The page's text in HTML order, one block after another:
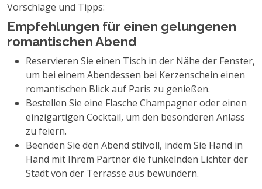
Vorschläge und Tipps:
Empfehlungen für einen gelungenen
romantischen Abend
Reservieren Sie einen Tisch in der Nähe der Fenster,
um bei einem Abendessen bei Kerzenschein einen
romantischen Blick auf Paris zu genießen.
Bestellen Sie eine Flasche Champagner oder einen
einzigartigen Cocktail, um den besonderen Anlass
zu feiern.
Beenden Sie den Abend stilvoll, indem Sie Hand in
Hand mit Ihrem Partner die funkelnden Lichter der
Stadt von der Terrasse aus bewundern.